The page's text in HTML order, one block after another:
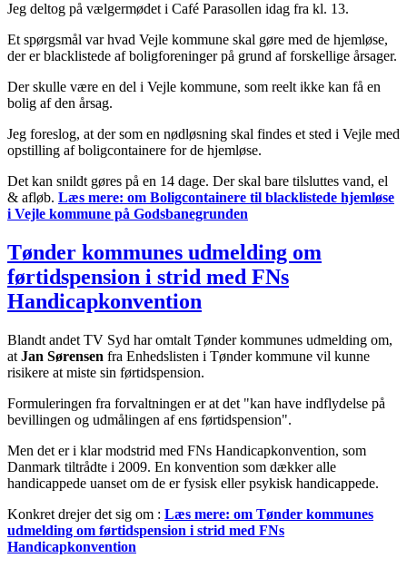
Jeg deltog på vælgermødet i Café Parasollen idag fra kl. 13.
Et spørgsmål var hvad Vejle kommune skal gøre med de hjemløse,
der er blacklistede af boligforeninger på grund af forskellige årsager.
Der skulle være en del i Vejle kommune, som reelt ikke kan få en
bolig af den årsag.
Jeg foreslog, at der som en nødløsning skal findes et sted i Vejle med
opstilling af boligcontainere for de hjemløse.
Det kan snildt gøres på en 14 dage. Der skal bare tilsluttes vand, el
& afløb. Læs mere: om Boligcontainere til blacklistede hjemløse
i Vejle kommune på Godsbanegrunden
Tønder kommunes udmelding om
førtidspension i strid med FNs
Handicapkonvention
Blandt andet TV Syd har omtalt Tønder kommunes udmelding om,
at Jan Sørensen fra Enhedslisten i Tønder kommune vil kunne
risikere at miste sin førtidspension.
Formuleringen fra forvaltningen er at det "kan have indflydelse på
bevillingen og udmålingen af ens førtidspension".
Men det er i klar modstrid med FNs Handicapkonvention, som
Danmark tiltrådte i 2009. En konvention som dækker alle
handicappede uanset om de er fysisk eller psykisk handicappede.
Konkret drejer det sig om : Læs mere: om Tønder kommunes
udmelding om førtidspension i strid med FNs
Handicapkonvention